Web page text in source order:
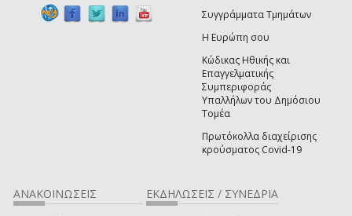
Συγγράμματα Τμημάτων
Η Ευρώπη σου
Κώδικας Ηθικής και
Επαγγελματικής
Συμπεριφοράς
Υπαλλήλων του Δημόσιου
Τομέα
Πρωτόκολλα διαχείρισης
κρούσματος Covid-19
ΑΝΑΚΟΙΝΩΣΕΙΣ ΕΚΔΗΛΩΣΕΙΣ / ΣΥΝΕΔΡΙΑ